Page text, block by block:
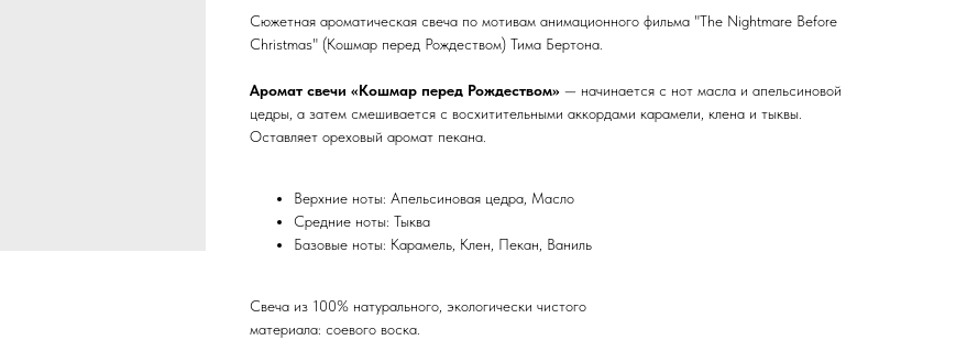
Сюжетная ароматическая cвеча по мотивам анимационного фильма "The Nightmare Before
Christmas" (Кошмар перед Рождеством) Тима Бертона.
Аромат свечи «Кошмар перед Рождеством» — начинается с нот масла и апельсиновой
цедры, а затем смешивается с восхитительными аккордами карамели, клена и тыквы.
Оставляет ореховый аромат пекана.
Верхние ноты: Апельсиновая цедра, Масло
Средние ноты: Тыква
Базовые ноты: Карамель, Клен, Пекан, Ваниль
Свеча из 100% натурального, экологически чистого
материала: соевого воска.